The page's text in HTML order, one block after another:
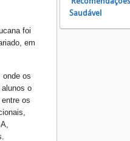
foi
em
onde os
o
os
Saudável